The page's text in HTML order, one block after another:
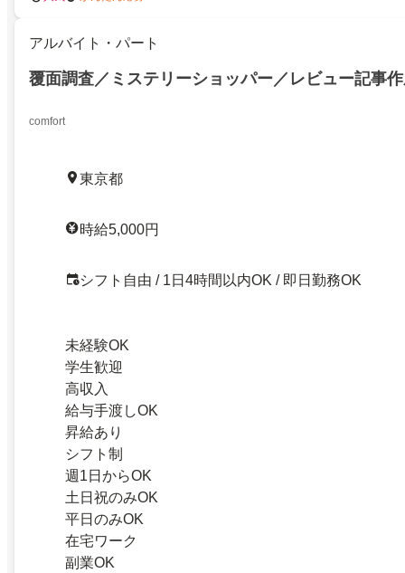
アルバイト・パート
覆面調査／ミステリーショッパー／レビュー記事
comfort
東京都
時給5,000円
シフト自由 / 1日4時間以内OK / 即日勤務OK
未経験OK
学生歓迎
高収入
給与手渡しOK
昇給あり
シフト制
週1日からOK
土日祝のみOK
平日のみOK
在宅ワーク
副業OK